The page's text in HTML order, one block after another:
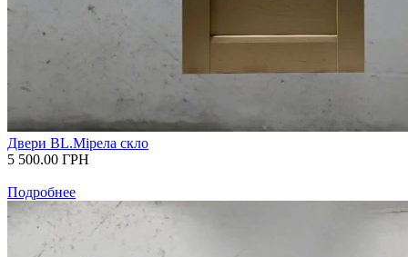
Двери BL.Мірела скло
5 500.00 ГРН
Подробнее